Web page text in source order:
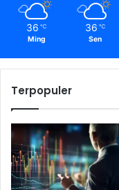
36 ℃
Ming
36 ℃
Sen
Terpopuler